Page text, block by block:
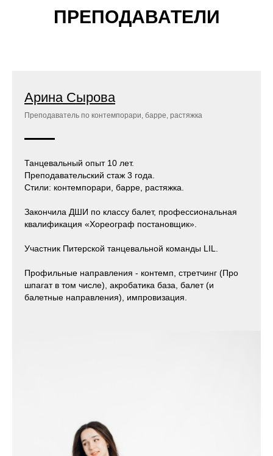
ПРЕПОДАВАТЕЛИ
Арина Сырова
Преподаватель по контемпорари, барре, растяжка
Танцевальный опыт10 лет.
Преподавательский стаж 3 года.
Стили: контемпорари, барре, растяжка.
Закончила ДШИ по классу балет, профессиональная
квалификация «Хореограф постановщик».
Участник Питерской танцевальной команды LIL.
Профильные направления - контемп, стретчинг (Про
шпагат в том числе), акробатика база, балет (и
балетные направления), импровизация.